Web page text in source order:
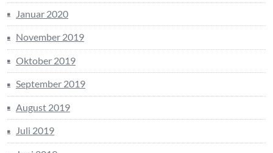
Januar 2020
November 2019
Oktober 2019
September 2019
August 2019
Juli 2019